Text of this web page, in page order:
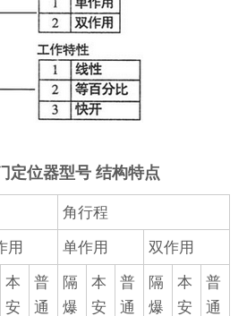
定位器型号 结构特点
角行程
用 单作用
双作用
本
安
普
通
隔
爆
本
安
普
通
隔
爆
本
安
普
通